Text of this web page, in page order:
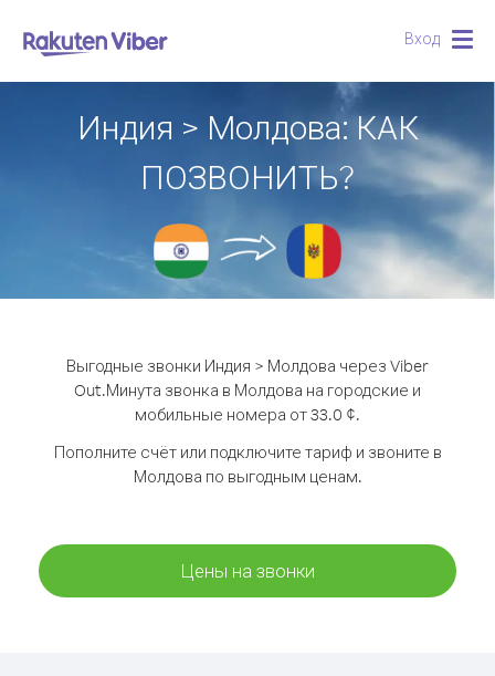
Вход
Индия > Молдова: КАК
ПОЗВОНИТЬ?
Выгодные звонки Индия > Молдова через Viber
Out.Минута звонка в Молдова на городские и
мобильные номера от 33.0 ¢.
Пополните счёт или подключите тариф и звоните в
Молдова по выгодным ценам.
Цены на звонки